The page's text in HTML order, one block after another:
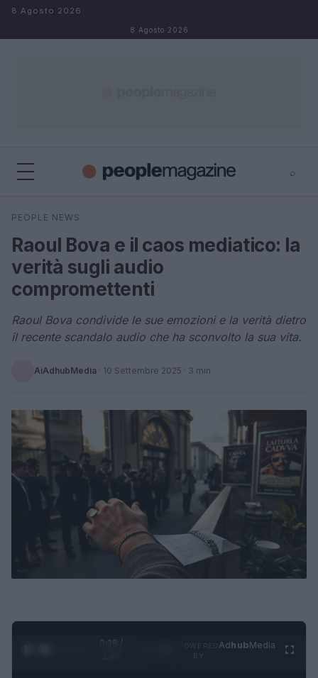
Salta al contenuto
8 Agosto 2026
8 Agosto 2026
⌕
Cerca
PEOPLE NEWS
Raoul Bova e il caos mediatico: la
verità sugli audio
compromettenti
Raoul Bova condivide le sue emozioni e la verità dietro
il recente scandalo audio che ha sconvolto la sua vita.
AiAdhubMedia · 10 Settembre 2025 · 3 min
0:29 /
AdhubMedia